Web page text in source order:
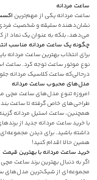
ساعت مردانه
ساعت مردانه یکی از مهم‌ترین
نشان‌دهنده سلیقه و شخصیت
می‌دهد، بلکه به عنوان یک نماد
چگونه یک ساعت مردانه مناسب
برای انتخاب بهترین ساعت مردانه
نوع موتور ساعت توجه کرد. ساعت
درحالی‌که ساعت کلاسیک مردانه
مدل‌های محبوب ساعت مردانه
امروزه تنوع مدل‌های ساعت مچی
طراحی‌های خاص گرفته تا ساعت بند
همچنین، ساعت استیل مردانه
با خرید ساعت مردانه جدید از
داشته باشید. برای دیدن
همین حالا اقدام کنید!
خرید ساعت مردانه با بهترین قیمت
اگر به دنبال بهترین برند ساعت
مجموعه‌ای از شیک‌ترین مدل‌های